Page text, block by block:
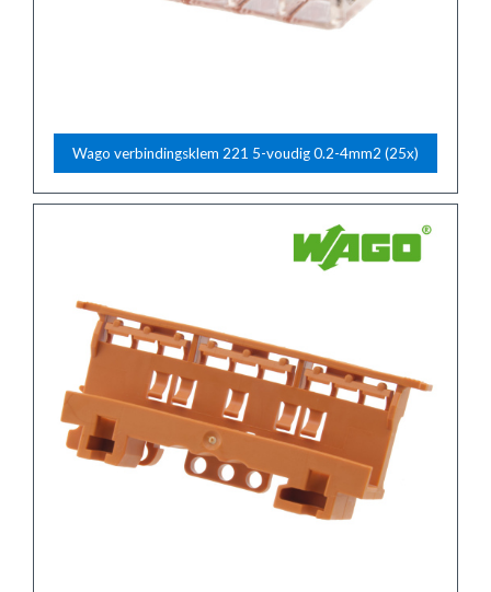
Wago verbindingsklem 221 5-voudig 0.2-4mm2 (25x)